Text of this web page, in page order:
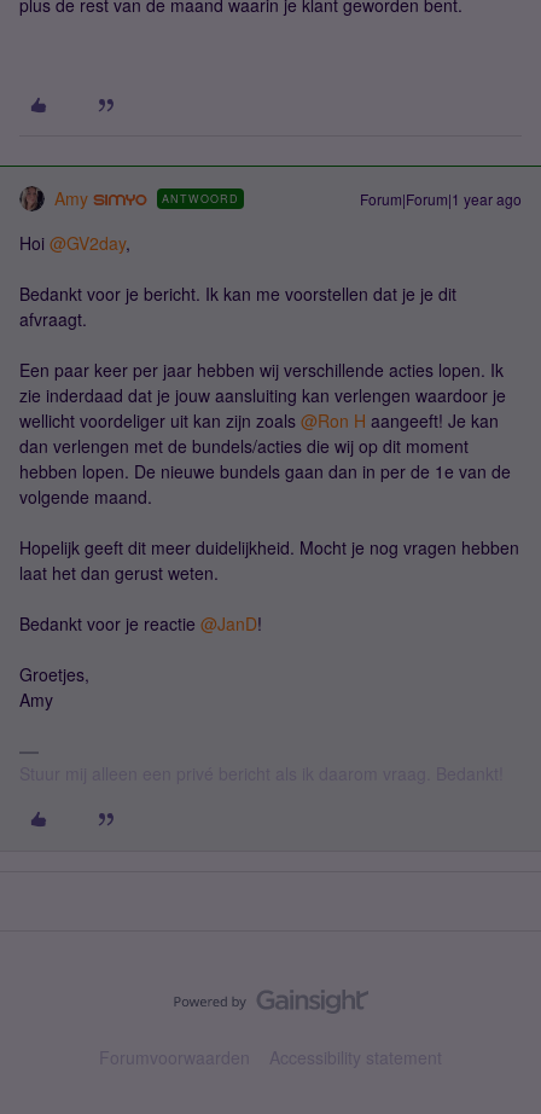
plus de rest van de maand waarin je klant geworden bent.
Amy ANTWOORD Forum|Forum|1 year ago
Hoi ​ @GV2day,
Bedankt voor je bericht. Ik kan me voorstellen dat je je dit
afvraagt.
Een paar keer per jaar hebben wij verschillende acties lopen. Ik
zie inderdaad dat je jouw aansluiting kan verlengen waardoor je
wellicht voordeliger uit kan zijn zoals ​ @Ron H aangeeft! Je kan
dan verlengen met de bundels/acties die wij op dit moment
hebben lopen. De nieuwe bundels gaan dan in per de 1e van de
volgende maand.
Hopelijk geeft dit meer duidelijkheid. Mocht je nog vragen hebben
laat het dan gerust weten.
Bedankt voor je reactie ​ @JanD!
Groetjes,
Amy
Forumvoorwaarden Accessibility statement